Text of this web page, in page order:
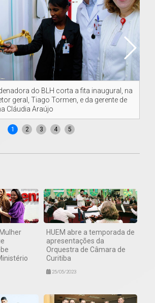
do BLH corta a fita inaugural, na
geral, Tiago Tormen, e da gerente de
Cláudia Araújo
1 2 3 4 5
HUEM abre a temporada de
apresentações da
Orquestra de Câmara de
Curitiba
25/05/2023